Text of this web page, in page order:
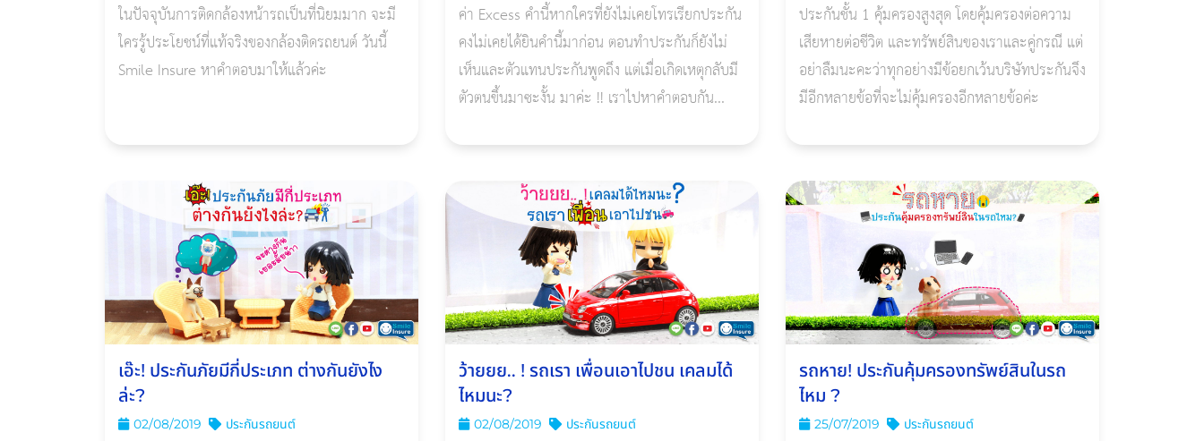
ในปัจจุบันการติดกล้องหน้ารถเป็นที่นิยมมาก จะมี
ใครรู้ประโยชน์ที่แท้จริงของกล้องติดรถยนต์ วันนี้
Smile Insure หาคำตอบมาให้แล้วค่ะ
ค่า Excess คำนี้หากใครที่ยังไม่เคยโทรเรียกประกัน
คงไม่เคยได้ยินคำนี้มาก่อน ตอนทำประกันก็ยังไม่
เห็นและตัวแทนประกันพูดถึง แต่เมื่อเกิดเหตุกลับมี
ตัวตนขึ้นมาซะงั้น มาค่ะ !! เราไปหาคำตอบกัน...
ประกันชั้น 1 คุ้มครองสูงสุด โดยคุ้มครองต่อความ
เสียหายต่อชีวิต และทรัพย์สินของเราและคู่กรณี แต่
อย่าลืมนะคะว่าทุกอย่างมีข้อยกเว้นบริษัทประกันจึง
มีอีกหลายข้อที่จะไม่คุ้มครองอีกหลายข้อค่ะ
เอ๊ะ! ประกันภัยมีกี่ประเภท ต่างกันยังไง
ล่ะ?
02/08/2019 ประกันรถยนต์
ว้ายยย.. ! รถเรา เพื่อนเอาไปชน เคลมได้
ไหมนะ?
02/08/2019 ประกันรถยนต์
รถหาย! ประกันคุ้มครองทรัพย์สินในรถ
ไหม ?
25/07/2019 ประกันรถยนต์